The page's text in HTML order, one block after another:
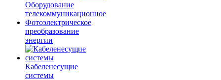
Оборудование
телекоммуникационное
Фотоэлектрическое
преобразование
энергии
Кабеленесущие
системы